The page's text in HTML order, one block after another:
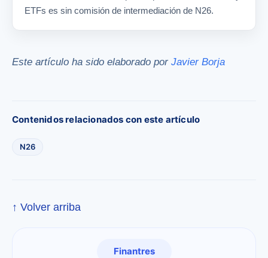
ETFs es sin comisión de intermediación de N26.
Este artículo ha sido elaborado por Javier Borja
Contenidos relacionados con este artículo
N26
↑ Volver arriba
Finantres